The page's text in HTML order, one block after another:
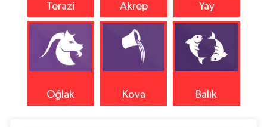
Terazi Akrep Yay
Oğlak Kova Balık